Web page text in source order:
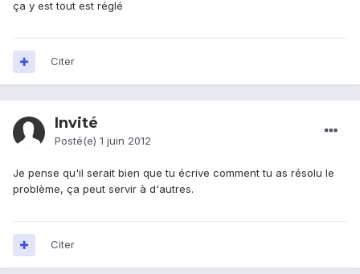
ça y est tout est réglé
Citer
Invité
Posté(e) 1 juin 2012
Je pense qu'il serait bien que tu écrive comment tu as résolu le
problème, ça peut servir à d'autres.
Citer